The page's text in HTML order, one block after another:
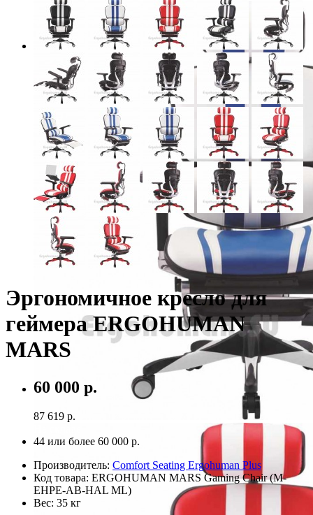
Эргономичное кресло для
геймера ERGOHUMAN
MARS
60 000 р.
87 619 р.
44 или более 60 000 р.
Производитель: Comfort Seating Ergohuman Plus
Код товара: ERGOHUMAN MARS Gaming Chair (M-
EHPE-AB-HAL ML)
Вес: 35 кг